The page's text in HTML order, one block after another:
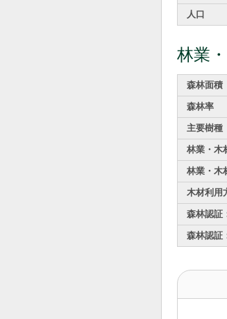
人口
林業
森林面積
森林率
主要樹種
林業・木
林業・木
木材利用
森林認証
森林認証